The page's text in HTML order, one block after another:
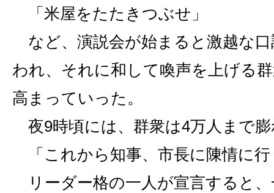
「米屋をたたきつぶせ」
など、演説会が始まると激越な
われ、それに和して喚声を上げる
高まっていった。
夜9時頃には、群衆は4万人まで
「これから知事、市長に陳情に行
リーダー格の一人が宣言すると